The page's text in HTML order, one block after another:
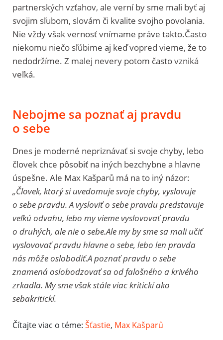
partnerských vzťahov, ale verní by sme mali byť aj
svojim sľubom, slovám či kvalite svojho povolania.
Nie vždy však vernosť vnímame práve takto.Často
niekomu niečo sľúbime aj keď vopred vieme, že to
nedodržíme. Z malej nevery potom často vzniká
veľká.
Nebojme sa poznať aj pravdu
o sebe
Dnes je moderné nepriznávať si svoje chyby, lebo
človek chce pôsobiť na iných bezchybne a hlavne
úspešne. Ale Max Kašparů má na to iný názor:
„Človek, ktorý si uvedomuje svoje chyby, vyslovuje
o sebe pravdu. A vysloviť o sebe pravdu predstavuje
veľkú odvahu, lebo my vieme vyslovovať pravdu
o druhých, ale nie o sebe.Ale my by sme sa mali učiť
vyslovovať pravdu hlavne o sebe, lebo len pravda
nás môže oslobodiť.A poznať pravdu o sebe
znamená oslobodzovať sa od falošného a krivého
zrkadla. My sme však stále viac kritickí ako
sebakritickí.
Čítajte viac o téme: Šťastie, Max Kašparů